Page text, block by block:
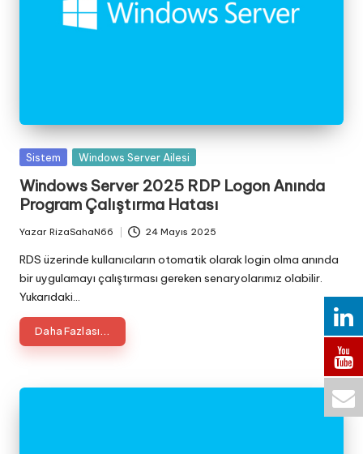
Posted
Sistem Windows Server Ailesi
Windows Server 2025 RDP Logon Anında
Program Çalıştırma Hatası
by
Yazar RizaSahaN66 24 Mayıs 2025
RDS üzerinde kullanıcıların otomatik olarak login olma anında
bir uygulamayı çalıştırması gereken senaryolarımız olabilir.
Yukarıdaki…
Daha Fazlası...